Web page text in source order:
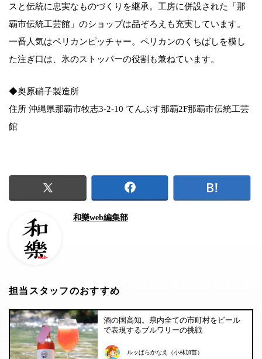
スと伝統に忠実なものづくりを継承。工房に併設された「那
覇市伝統工芸館」のショップは品ぞろえも充実しています。
一番人気はペリカンピッチャー。ペリカンのくちばしを模し
た注ぎ口は、氷のストッパーの役割も兼ねています。
◆奥原硝子製造所
住所 沖縄県那覇市牧志3-2-10 てんぶす那覇2F那覇市伝統工芸
館
和樂web編集部
担当スタッフのおすすめ
酒の国高知。県内全ての市町村をビール
で表現するブルワリーの挑戦
ルッぱらかなえ（小林加苗）